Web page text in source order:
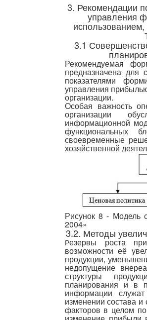
3. Рекомендации
управления
3.1
Рекомендуемая
предназначена для
показателями
управления
организации.
Особая важность
организации
информационной
функциональных
своевременные
хозяйственной
Рисунок 8 - Модель
2004»
3.2. Методы
Резервы роста
возможности её
продукции,
недопущение
структуры
планирования и в
информации
изменении состава
факторов в целом